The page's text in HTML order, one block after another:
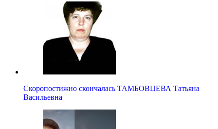
Скоропостижно скончалась ТАМБОВЦЕВА Татьяна
Васильевна